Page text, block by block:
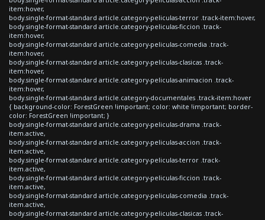
item:hover,
body.single-format-standard article.category-peliculas-terror .track-item:hover,
body.single-format-standard article.category-peliculas-ficcion .track-
item:hover,
body.single-format-standard article.category-peliculas-comedia .track-
item:hover,
body.single-format-standard article.category-peliculas-clasicas .track-
item:hover,
body.single-format-standard article.category-peliculas-animacion .track-
item:hover,
body.single-format-standard article.category-documentales .track-item:hover
{ background-color: ForestGreen !important; color: white !important; border-
color: ForestGreen !important; }
body.single-format-standard article.category-peliculas-drama .track-
item.active,
body.single-format-standard article.category-peliculas-accion .track-
item.active,
body.single-format-standard article.category-peliculas-terror .track-
item.active,
body.single-format-standard article.category-peliculas-ficcion .track-
item.active,
body.single-format-standard article.category-peliculas-comedia .track-
item.active,
body.single-format-standard article.category-peliculas-clasicas .track-